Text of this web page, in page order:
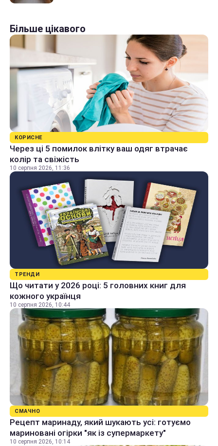
Більше цікавого
КОРИСНЕ
Через ці 5 помилок влітку ваш одяг втрачає
колір та свіжість
10 серпня 2026, 11:36
ТРЕНДИ
Що читати у 2026 році: 5 головних книг для
кожного українця
10 серпня 2026, 10:44
СМАЧНО
Рецепт маринаду, який шукають усі: готуємо
мариновані огірки "як із супермаркету"
10 серпня 2026, 10:14